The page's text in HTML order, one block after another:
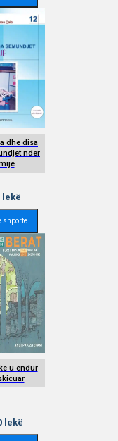
dhe disa
nder
lekë
shportë
u endur
lekë